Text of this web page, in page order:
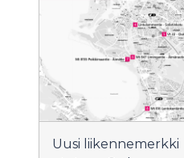
Uusi liikennemerkki